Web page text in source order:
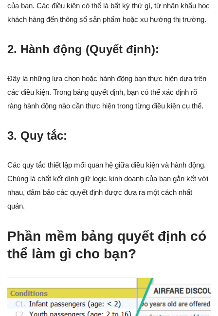
của bạn. Các điều kiện có thể là bất kỳ thứ gì, từ nhân khẩu học
khách hàng đến thông số sản phẩm hoặc xu hướng thị trường.
2. Hành động (Quyết định):
Đây là những lựa chọn hoặc hành động bạn thực hiện dựa trên
các điều kiện. Trong bảng quyết định, bạn có thể xác định rõ
ràng hành động nào cần thực hiện trong từng điều kiện cụ thể.
3. Quy tắc:
Các quy tắc thiết lập mối quan hệ giữa điều kiện và hành động.
Chúng là chất kết dính giữ logic kinh doanh của bạn gắn kết với
nhau, đảm bảo các quyết định được đưa ra một cách nhất
quán.
Phần mềm bảng quyết định có
thể làm gì cho bạn?